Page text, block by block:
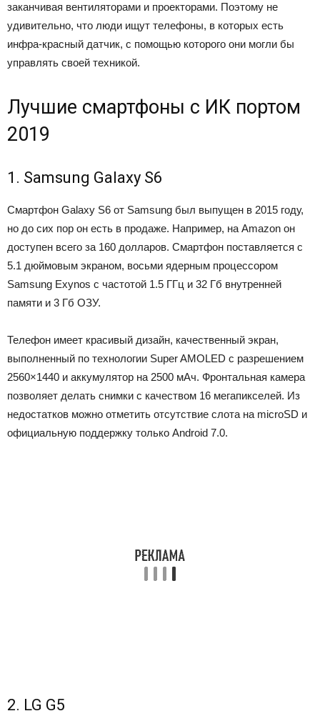
заканчивая вентиляторами и проекторами. Поэтому не
удивительно, что люди ищут телефоны, в которых есть
инфра-красный датчик, с помощью которого они могли бы
управлять своей техникой.
Лучшие смартфоны с ИК портом
2019
1. Samsung Galaxy S6
Смартфон Galaxy S6 от Samsung был выпущен в 2015 году,
но до сих пор он есть в продаже. Например, на Amazon он
доступен всего за 160 долларов. Смартфон поставляется с
5.1 дюймовым экраном, восьми ядерным процессором
Samsung Exynos с частотой 1.5 ГГц и 32 Гб внутренней
памяти и 3 Гб ОЗУ.
Телефон имеет красивый дизайн, качественный экран,
выполненный по технологии Super AMOLED с разрешением
2560×1440 и аккумулятор на 2500 мАч. Фронтальная камера
позволяет делать снимки с качеством 16 мегапикселей. Из
недостатков можно отметить отсутствие слота на microSD и
официальную поддержку только Android 7.0.
2. LG G5